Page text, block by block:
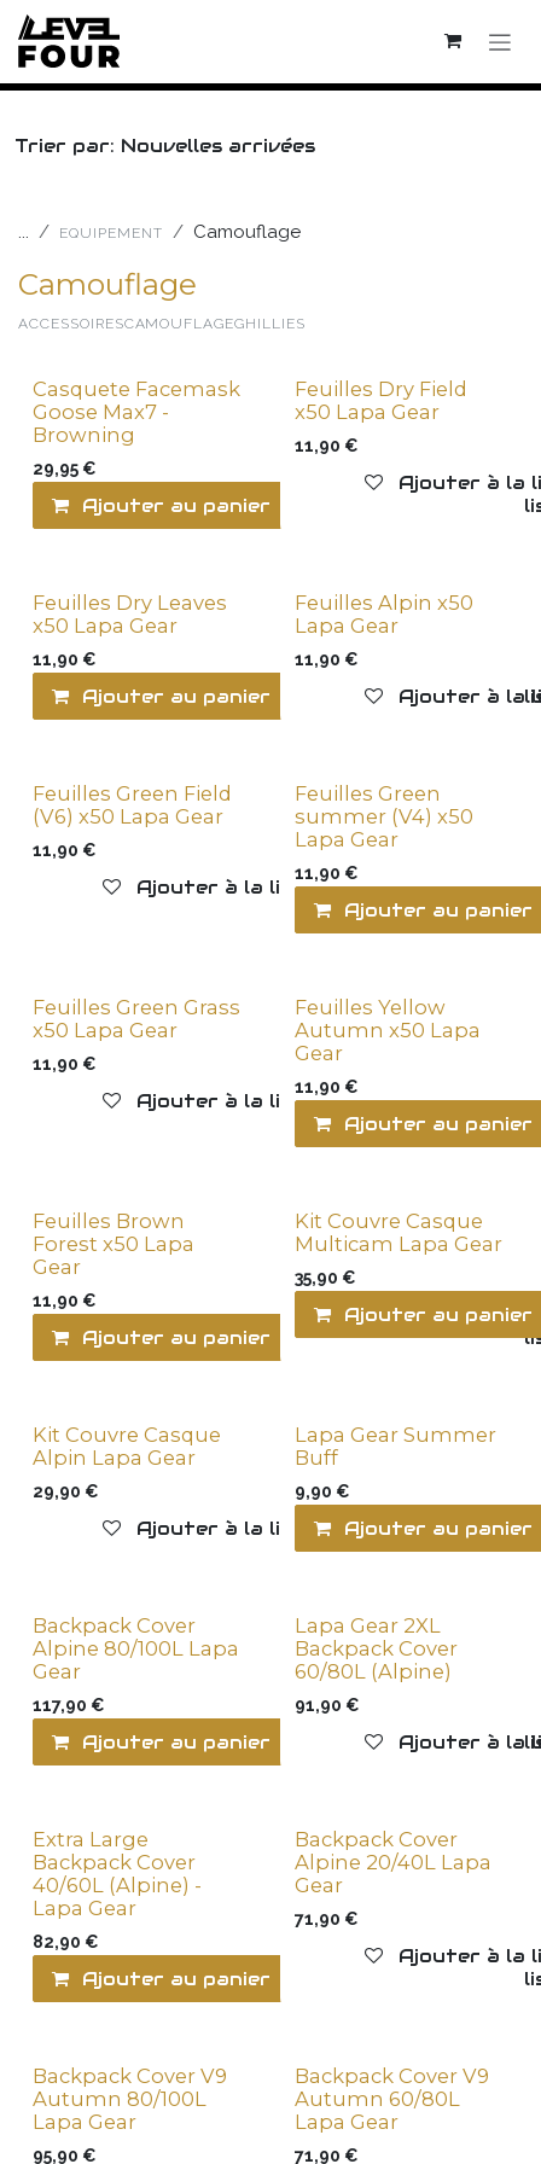
Se rendre au contenu
Trier par: Nouvelles arrivées
... EQUIPEMENT Camouflage
Camouflage
ACCESSOIRESCAMOUFLAGEGHILLIES
Casquete Facemask
Goose Max7 -
Browning
29,95 €
Ajouter au panier Ajouter à la
Feuilles Dry Field
x50 Lapa Gear
11,90 €
Ajouter à la
Feuilles Dry Leaves
x50 Lapa Gear
11,90 €
Ajouter au panier Ajouter à la
Feuilles Alpin x50
Lapa Gear
11,90 €
Ajouter à la
Feuilles Green Field
(V6) x50 Lapa Gear
11,90 €
Ajouter à la liste de souhaits
Feuilles Green
summer (V4) x50
Lapa Gear
11,90 €
Ajouter au panier
Feuilles Green Grass
x50 Lapa Gear
11,90 €
Ajouter à la liste de souhaits
Feuilles Yellow
Autumn x50 Lapa
Gear
11,90 €
Ajouter au panier
Feuilles Brown
Forest x50 Lapa
Gear
11,90 €
Ajouter au panier Ajouter à la
Kit Couvre Casque
Multicam Lapa Gear
35,90 €
Ajouter au panier
Kit Couvre Casque
Alpin Lapa Gear
29,90 €
Ajouter à la liste de souhaits
Lapa Gear Summer
Buff
9,90 €
Ajouter au panier
Backpack Cover
Alpine 80/100L Lapa
Gear
117,90 €
Ajouter au panier Ajouter à la
New !
Lapa Gear 2XL
Backpack Cover
60/80L (Alpine)
91,90 €
Ajouter à la
Extra Large
Backpack Cover
40/60L (Alpine) -
Lapa Gear
82,90 €
Ajouter au panier Ajouter à la
New !
Backpack Cover
Alpine 20/40L Lapa
Gear
71,90 €
Ajouter à la
New !
Backpack Cover V9
Autumn 80/100L
Lapa Gear
95,90 €
New !
Backpack Cover V9
Autumn 60/80L
Lapa Gear
71,90 €